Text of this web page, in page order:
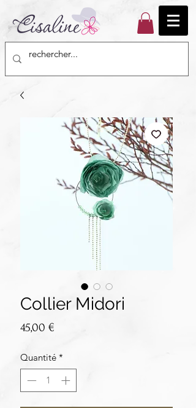
Collier Midori
45,00 €
Quantité *